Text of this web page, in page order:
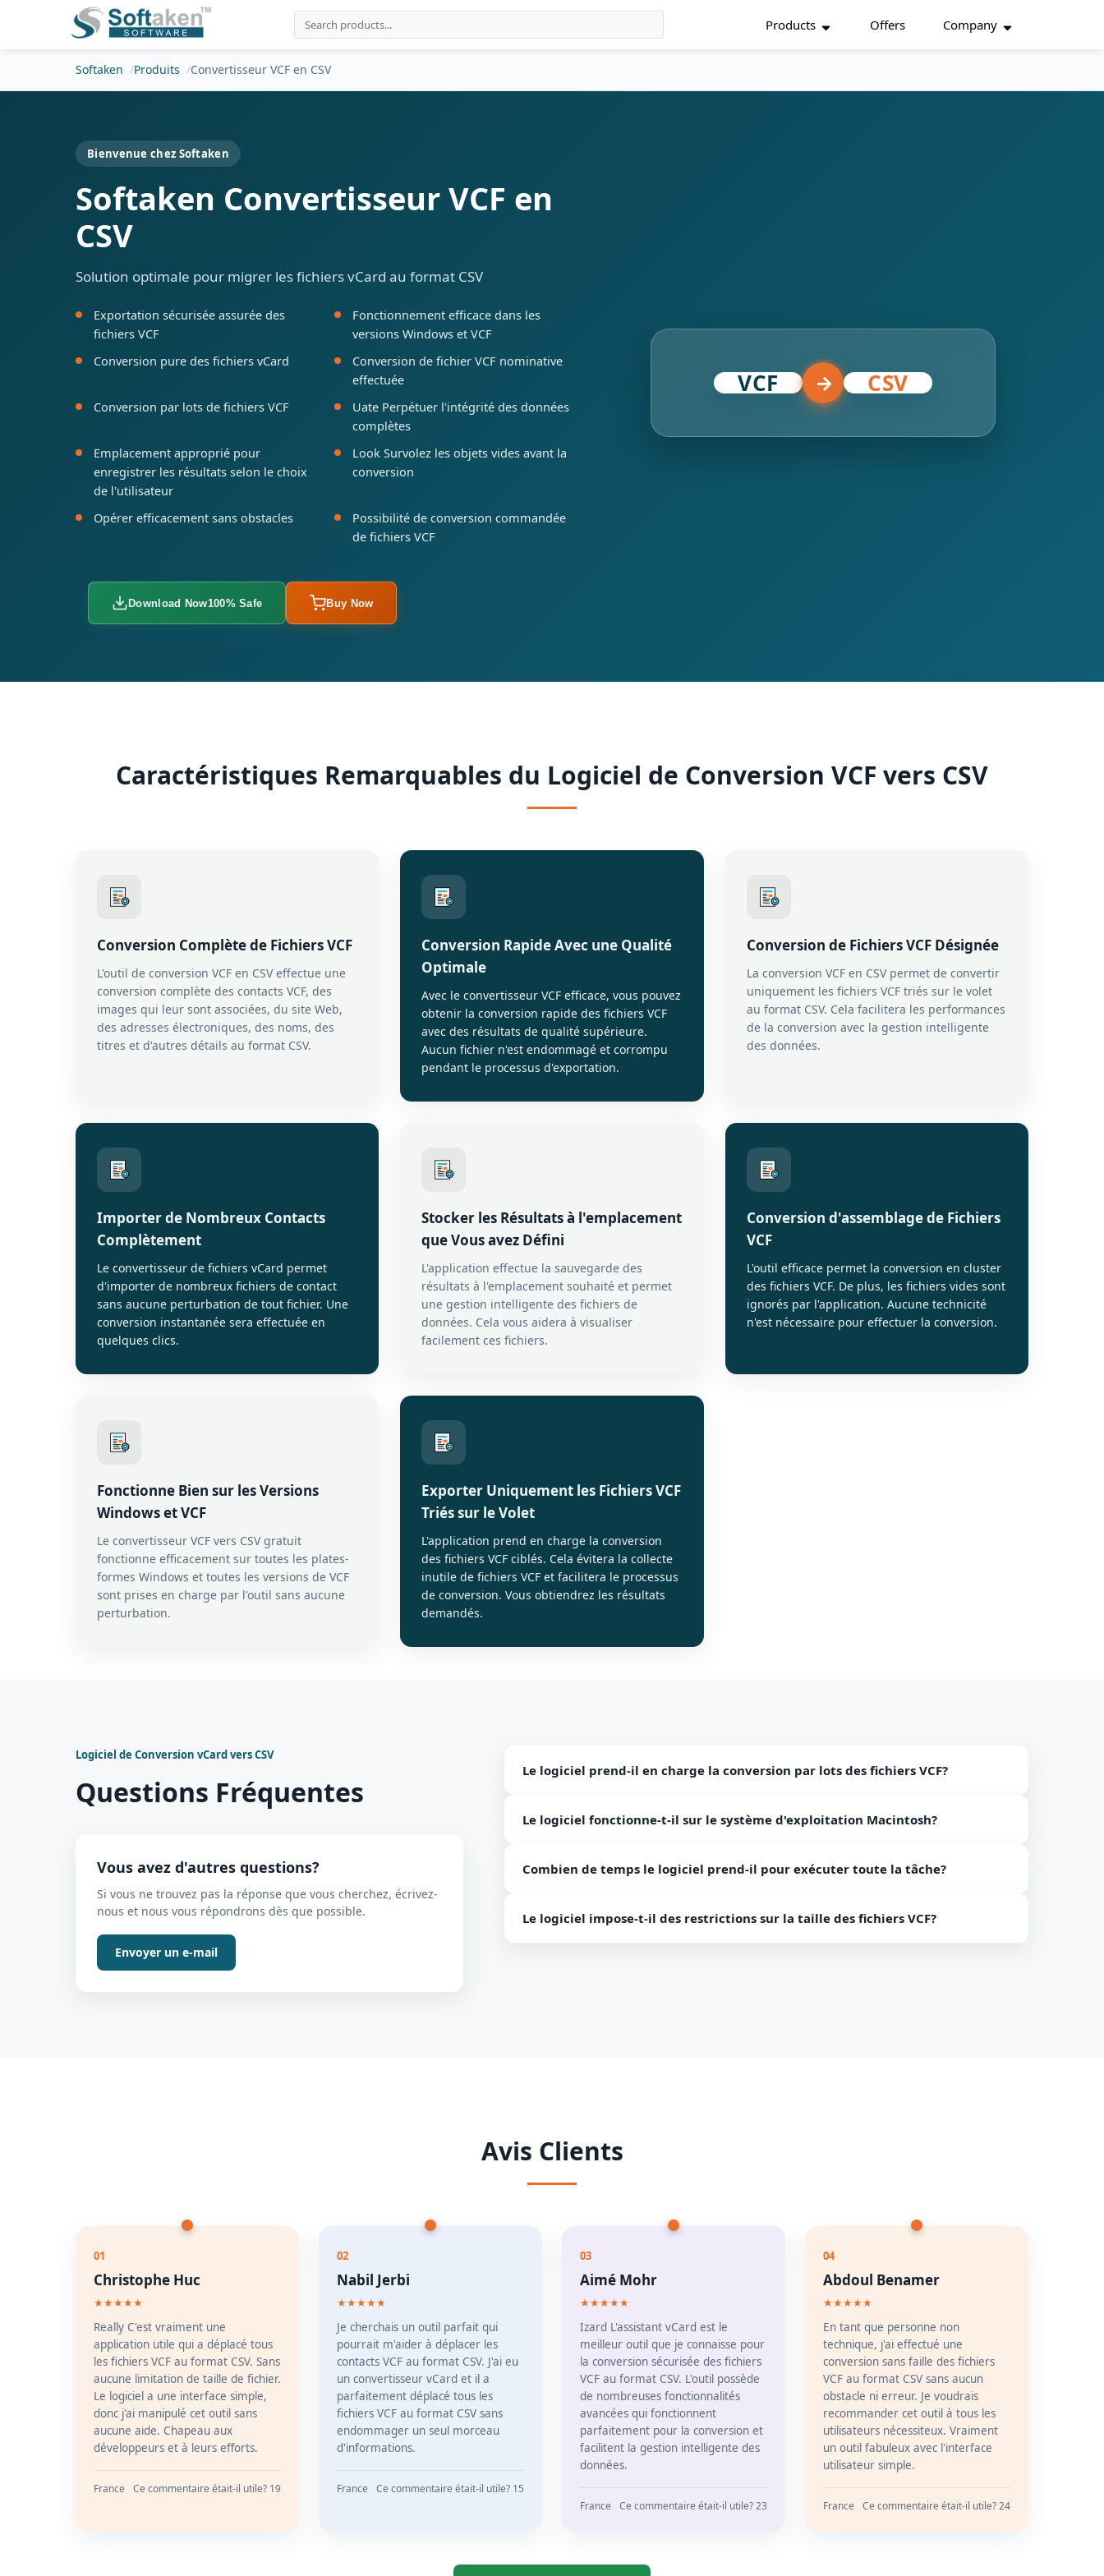
Products Offers Company
Softaken Produits Convertisseur VCF en CSV
Bienvenue chez Softaken
Softaken Convertisseur VCF en
CSV
Solution optimale pour migrer les fichiers vCard au format CSV
Exportation sécurisée assurée des
fichiers VCF
Fonctionnement efficace dans les
versions Windows et VCF
Conversion pure des fichiers vCard
Conversion de fichier VCF nominative
effectuée
Conversion par lots de fichiers VCF
Uate Perpétuer l'intégrité des données
complètes
Emplacement approprié pour
enregistrer les résultats selon le choix
de l'utilisateur
Look Survolez les objets vides avant la
conversion
Opérer efficacement sans obstacles
Possibilité de conversion commandée
de fichiers VCF
Download Now100% Safe Buy Now
VCF → CSV
Caractéristiques Remarquables du Logiciel de Conversion VCF vers CSV
Conversion Complète de Fichiers VCF
L'outil de conversion VCF en CSV effectue une
conversion complète des contacts VCF, des
images qui leur sont associées, du site Web,
des adresses électroniques, des noms, des
titres et d'autres détails au format CSV.
Conversion Rapide Avec une Qualité
Optimale
Avec le convertisseur VCF efficace, vous pouvez
obtenir la conversion rapide des fichiers VCF
avec des résultats de qualité supérieure.
Aucun fichier n'est endommagé et corrompu
pendant le processus d'exportation.
Conversion de Fichiers VCF Désignée
La conversion VCF en CSV permet de convertir
uniquement les fichiers VCF triés sur le volet
au format CSV. Cela facilitera les performances
de la conversion avec la gestion intelligente
des données.
Importer de Nombreux Contacts
Complètement
Le convertisseur de fichiers vCard permet
d'importer de nombreux fichiers de contact
sans aucune perturbation de tout fichier. Une
conversion instantanée sera effectuée en
quelques clics.
Stocker les Résultats à l'emplacement
que Vous avez Défini
L'application effectue la sauvegarde des
résultats à l'emplacement souhaité et permet
une gestion intelligente des fichiers de
données. Cela vous aidera à visualiser
facilement ces fichiers.
Conversion d'assemblage de Fichiers
VCF
L'outil efficace permet la conversion en cluster
des fichiers VCF. De plus, les fichiers vides sont
ignorés par l'application. Aucune technicité
n'est nécessaire pour effectuer la conversion.
Fonctionne Bien sur les Versions
Windows et VCF
Le convertisseur VCF vers CSV gratuit
fonctionne efficacement sur toutes les plates-
formes Windows et toutes les versions de VCF
sont prises en charge par l'outil sans aucune
perturbation.
Exporter Uniquement les Fichiers VCF
Triés sur le Volet
L'application prend en charge la conversion
des fichiers VCF ciblés. Cela évitera la collecte
inutile de fichiers VCF et facilitera le processus
de conversion. Vous obtiendrez les résultats
demandés.
Logiciel de Conversion vCard vers CSV
Questions Fréquentes
Vous avez d'autres questions?
Si vous ne trouvez pas la réponse que vous cherchez, écrivez-
nous et nous vous répondrons dès que possible.
Envoyer un e-mail
Le logiciel prend-il en charge la conversion par lots des fichiers VCF?
Le logiciel fonctionne-t-il sur le système d'exploitation Macintosh?
charge le système d’exploitation Macintosh.
Combien de temps le logiciel prend-il pour exécuter toute la tâche?
Cependant, le logiciel prend moins de temps.
Le logiciel impose-t-il des restrictions sur la taille des fichiers VCF?
Avis Clients
01
Christophe Huc
★★★★★
Really C'est vraiment une
application utile qui a déplacé tous
les fichiers VCF au format CSV. Sans
aucune limitation de taille de fichier.
Le logiciel a une interface simple,
donc j'ai manipulé cet outil sans
aucune aide. Chapeau aux
développeurs et à leurs efforts.
France Ce commentaire était-il utile? 19
02
Nabil Jerbi
★★★★★
Je cherchais un outil parfait qui
pourrait m'aider à déplacer les
contacts VCF au format CSV. J'ai eu
un convertisseur vCard et il a
parfaitement déplacé tous les
fichiers VCF au format CSV sans
endommager un seul morceau
d'informations.
France Ce commentaire était-il utile? 15
03
Aimé Mohr
★★★★★
Izard L'assistant vCard est le
meilleur outil que je connaisse pour
la conversion sécurisée des fichiers
VCF au format CSV. L'outil possède
de nombreuses fonctionnalités
avancées qui fonctionnent
parfaitement pour la conversion et
facilitent la gestion intelligente des
données.
France Ce commentaire était-il utile? 23
04
Abdoul Benamer
★★★★★
En tant que personne non
technique, j'ai effectué une
conversion sans faille des fichiers
VCF au format CSV sans aucun
obstacle ni erreur. Je voudrais
recommander cet outil à tous les
utilisateurs nécessiteux. Vraiment
un outil fabuleux avec l'interface
utilisateur simple.
France Ce commentaire était-il utile? 24